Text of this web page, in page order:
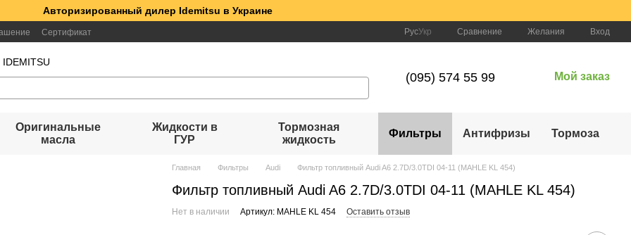
Авторизированный дилер Idemitsu в Украине
Сертификат РусУкр Сравнение Желания Вход
(095) 574 55 99 Мой заказ
Оригинальные
масла
Жидкости в
ГУР
Тормозная
жидкость
Фильтры Антифризы Тормоза
Главная Фильтры Audi Фильтр топливный Audi A6 2.7D/3.0TDI 04-11 (MAHLE KL 454)
Фильтр топливный Audi A6 2.7D/3.0TDI 04-11 (MAHLE KL 454)
Нет в наличии Артикул: MAHLE KL 454 Оставить отзыв